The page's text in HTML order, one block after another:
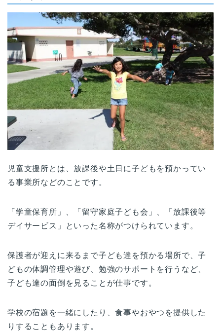
児童支援所とは、放課後や土日に子どもを預かってい
る事業所などのことです。
「学童保育所」、「留守家庭子ども会」、「放課後等
デイサービス」といった名称がつけられています。
保護者が迎えに来るまで子ども達を預かる場所で、子
どもの体調管理や遊び、勉強のサポートを行うなど、
子ども達の面倒を見ることが仕事です。
学校の宿題を一緒にしたり、食事やおやつを提供した
りすることもあります。